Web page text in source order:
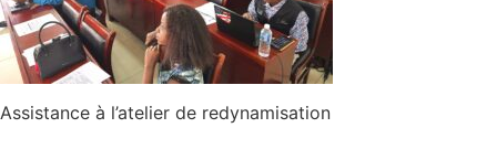
Assistance à l’atelier de redynamisation